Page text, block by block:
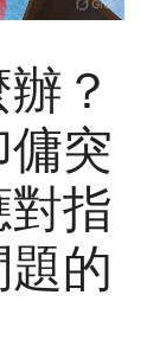
？
突
指
的